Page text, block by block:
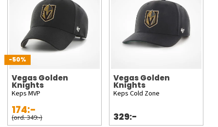
-50%
Vegas Golden
Knights
Keps MVP
174:-
(ord. 349:-)
Vegas Golden
Knights
Keps Cold Zone
329:-